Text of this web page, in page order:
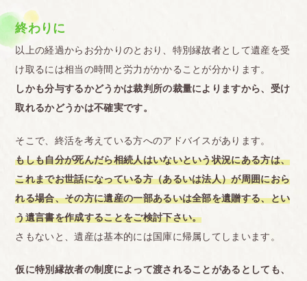
終わりに
以上の経過からお分かりのとおり、特別縁故者として遺産を受
け取るには相当の時間と労力がかかることが分かります。
しかも分与するかどうかは裁判所の裁量によりますから、受け
取れるかどうかは不確実です。
そこで、終活を考えている方へのアドバイスがあります。
もしも自分が死んだら相続人はいないという状況にある方は、
これまでお世話になっている方（あるいは法人）が周囲におら
れる場合、その方に遺産の一部あるいは全部を遺贈する、とい
う遺言書を作成することをご検討下さい。
さもないと、遺産は基本的には国庫に帰属してしまいます。
仮に特別縁故者の制度によって渡されることがあるとしても、